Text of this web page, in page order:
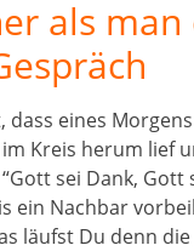
als man
dass eines
Kreis herum lief
sei Dank, Gott
ein Nachbar
läufst Du denn